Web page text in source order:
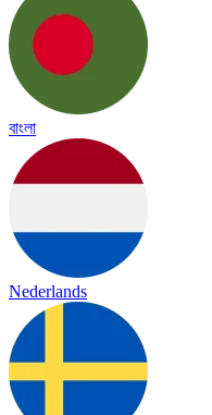
বাংলা
Nederlands